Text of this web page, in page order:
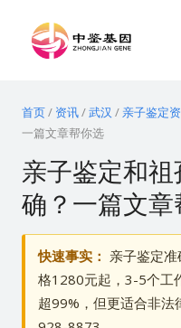
首页/ 资讯/武汉 / 亲子鉴定
一篇文章帮你选
亲子鉴定和
确？一篇文
快速事实： 亲子鉴定
格1280元起，3-5个工
超99%，但更适合非